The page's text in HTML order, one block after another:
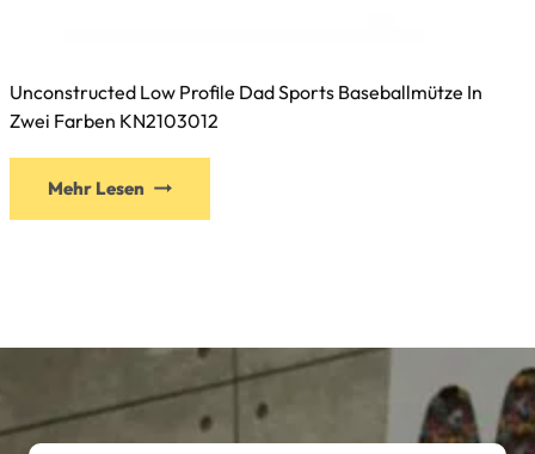
Unconstructed Low Profile Dad Sports Baseballmütze In
Zwei Farben KN2103012
Mehr Lesen
Die
Optionen
können
auf